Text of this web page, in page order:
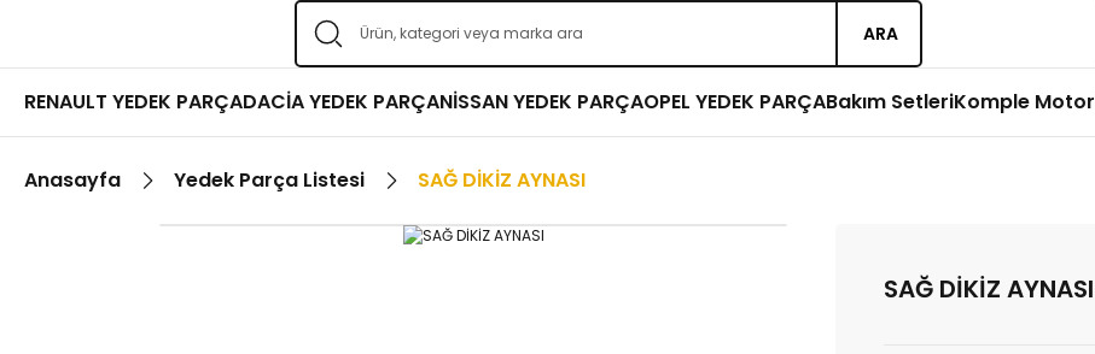
ARA
RENAULT YEDEK PARÇADACİA YEDEK PARÇANİSSAN YEDEK PARÇAOPEL YEDEK PARÇABakım SetleriKomple Motor
Anasayfa Yedek Parça Listesi SAĞ DİKİZ AYNASI
SAĞ DİKİZ AYNASI